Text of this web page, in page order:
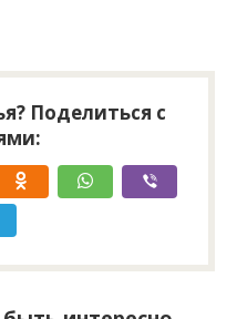
Поделиться с